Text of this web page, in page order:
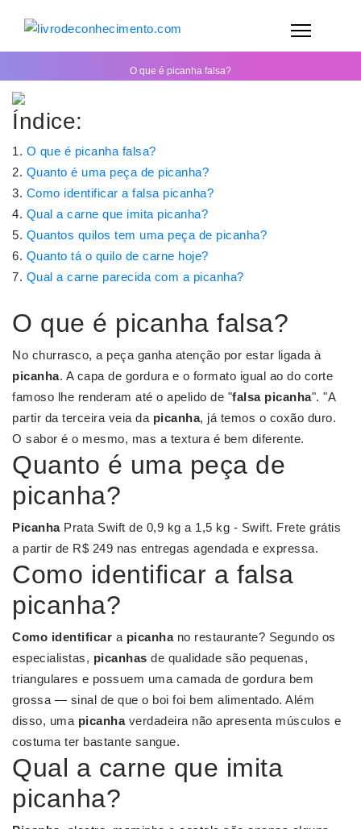
O que é picanha falsa?
Índice:
O que é picanha falsa?
Quanto é uma peça de picanha?
Como identificar a falsa picanha?
Qual a carne que imita picanha?
Quantos quilos tem uma peça de picanha?
Quanto tá o quilo de carne hoje?
Qual a carne parecida com a picanha?
O que é picanha falsa?
No churrasco, a peça ganha atenção por estar ligada à
picanha. A capa de gordura e o formato igual ao do corte
famoso lhe renderam até o apelido de "falsa picanha". "A
partir da terceira veia da picanha, já temos o coxão duro.
O sabor é o mesmo, mas a textura é bem diferente.
Quanto é uma peça de
picanha?
PicanhaPrata Swift de 0,9 kg a 1,5 kg - Swift. Frete grátis
a partir de R$ 249 nas entregas agendada e expressa.
Como identificar a falsa
picanha?
Como identificar a picanhano restaurante? Segundo os
especialistas, picanhas de qualidade são pequenas,
triangulares e possuem uma camada de gordura bem
grossa — sinal de que o boi foi bem alimentado. Além
disso, uma picanhaverdadeira não apresenta músculos e
costuma ter bastante sangue.
Qual a carne que imita
picanha?